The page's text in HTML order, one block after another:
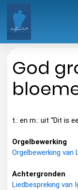
God
t.: en m.: uit “Dit is
Orgelbewerking
Orgelbewerking van
Achtergronden
Liedbespreking van